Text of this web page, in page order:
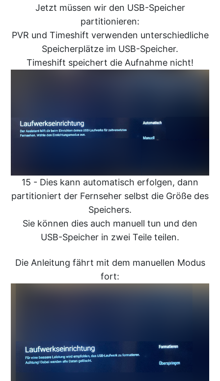
Jetzt müssen wir den USB-Speicher
partitionieren:
PVR und Timeshift verwenden unterschiedliche
Speicherplätze im USB-Speicher.
Timeshift speichert die Aufnahme nicht!
15 - Dies kann automatisch erfolgen, dann
partitioniert der Fernseher selbst die Größe des
Speichers.
Sie können dies auch manuell tun und den
USB-Speicher in zwei Teile teilen.
Die Anleitung fährt mit dem manuellen Modus
fort: